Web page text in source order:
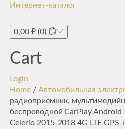
Интернет-каталог
0,00 ₽ (0)
Cart
Login
Home / Автомобильная
радиоприемник,
беспроводной CarPlay Android
Celerio 2015-2018 4G LTE